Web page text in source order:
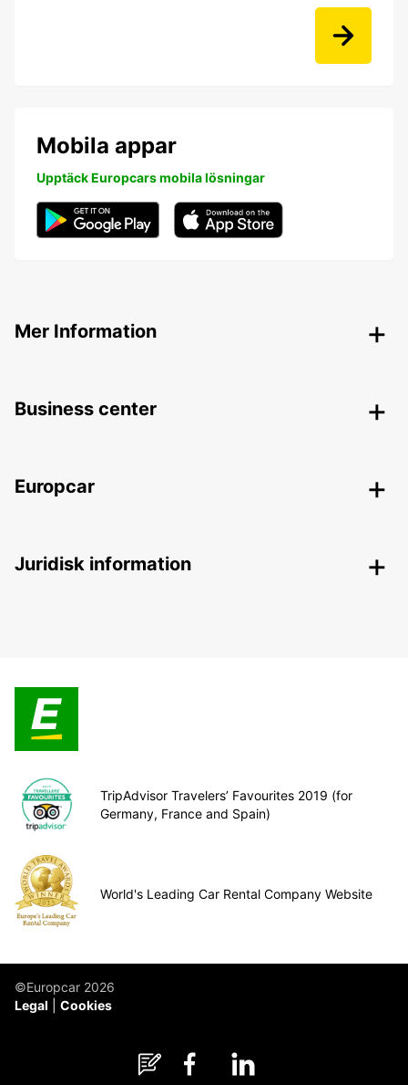
Mobila appar
Upptäck Europcars mobila lösningar
Mer Information
Business center
Europcar
Juridisk information
TripAdvisor Travelers’ Favourites 2019 (for
Germany, France and Spain)
World's Leading Car Rental Company Website
©Europcar 2026
Legal
Cookies